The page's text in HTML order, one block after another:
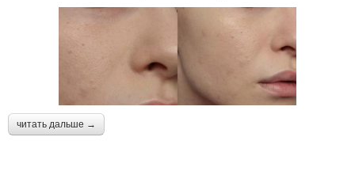
читать дальше →